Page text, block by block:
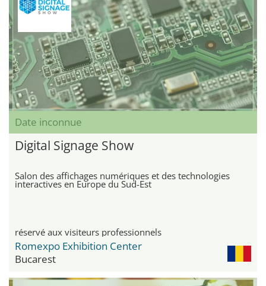
Date inconnue
Digital Signage Show
Salon des affichages numériques et des technologies
interactives en Europe du Sud-Est
réservé aux visiteurs professionnels
Romexpo Exhibition Center
Bucarest